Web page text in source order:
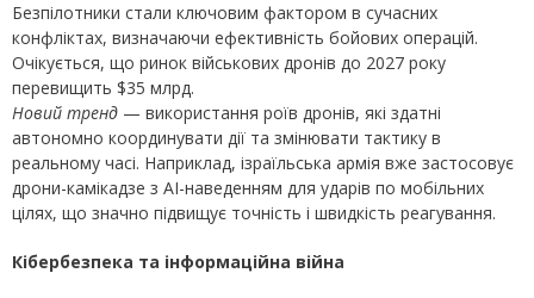
Безпілотники стали ключовим фактором в сучасних
конфліктах, визначаючи ефективність бойових операцій.
Очікується, що ринок військових дронів до 2027 року
перевищить $35 млрд.
Новий тренд — використання роїв дронів, які здатні
автономно координувати дії та змінювати тактику в
реальному часі. Наприклад, ізраїльська армія вже застосовує
дрони-камікадзе з AI-наведенням для ударів по мобільних
цілях, що значно підвищує точність і швидкість реагування.
Кібербезпека та інформаційна війна